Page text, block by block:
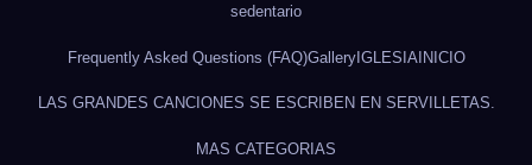
sedentario
Frequently Asked Questions (FAQ)GalleryIGLESIAINICIO
LAS GRANDES CANCIONES SE ESCRIBEN EN SERVILLETAS.
MAS CATEGORIAS